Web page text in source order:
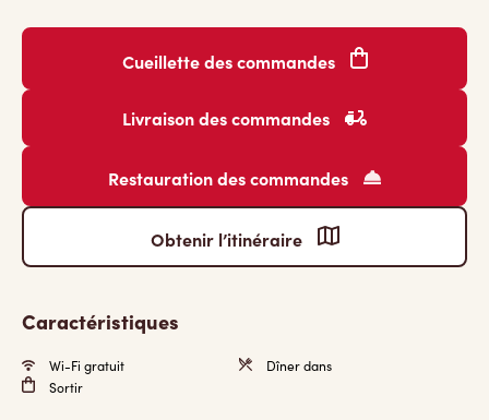
Cueillette des commandes
Livraison des commandes
Restauration des commandes
Obtenir l’itinéraire
Caractéristiques
Wi-Fi gratuit
Dîner dans
Sortir